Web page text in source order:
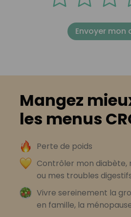
Envoyer mon
Mangez
les menus
Perte de poids
Contrôler mon diabète,
ou mes troubles
Vivre sereinement la
en famille, la